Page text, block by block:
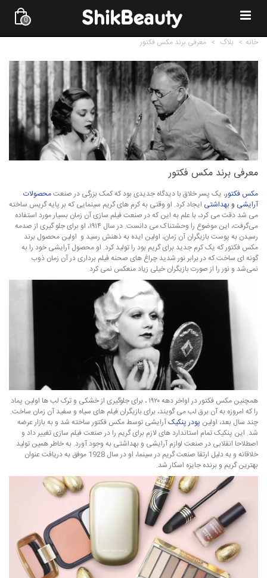
0
خانه > بلاگ > معرفی برند مکس فکتور
معرفی برند مکس فکتور
مکس فکتور، یک پسر خلاق با دیدگاه جدیدی بود که کمک بزرگی در صنعتمحصولات
آرایشی وبهداشتی ایجاد کرد. او وقتی به کرم‌ های گریم سینمایی که بر پایه گریس ساخته
می شد دقت می کرد، با علم به این که در صنعت فیلم سازی آن زمان بسیار مورد استفاده
می‌گرفت، این موضوع را وحشتناک می دانست. در سال ۱۹۱۴، او برای جلو گیری از صدمه
رسیدن به پوست بازیگران آن زمان، اولین ایده به ذهنش رسید و اولین محصول برند
مکس فکتور که یک کرم جدید برای گریم بود را تولید کرد. او محصول آرایشی خود را به
گونه ای ساخت که در برابر نور شدید چراغ‌ های صحنه‌ فیلم برداری در آن زمان ذوب
نمی‌شد و نور را از صورت بازیگران خیلی زیاد منعکس نمی ‌کرد.
همچنین مکس فکتور در اواخر دهه ۱۹۲۰ ، برای جلوگیری از خشکی و ترک لب ها اولین پماد
را که امروزه به آن برق لب می گویند، برای بازیگران فیلم های سیاه و سفید آن زمان ساخت.
چند سال بعد، اولین پودر پنکیکآرایشی توسط مکس فکتور ساخته شد و به بازار عرضه
شد. این پنکیک تمام استاندارد های لازم برای گریم را در صنعت فیلم ‌سازی تغییر داد و
اصطلاحا انقلابی در صنعت لوازم آرایشی و بهداشتی به وجود آورد. به خاطر همین تولید
خلاقانه و به دلیل ارتقا صنعت گریم در سینما، او در سال 1928 موفق به دریافت عنوان
بهترین گریم و برنده جایزه اسکار شد.